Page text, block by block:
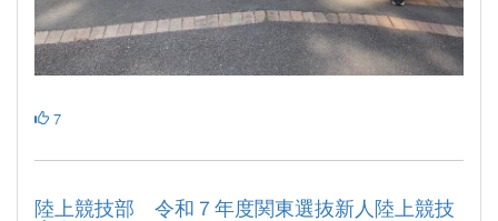
7
陸上競技部 令和７年度関東選抜新人陸上競技